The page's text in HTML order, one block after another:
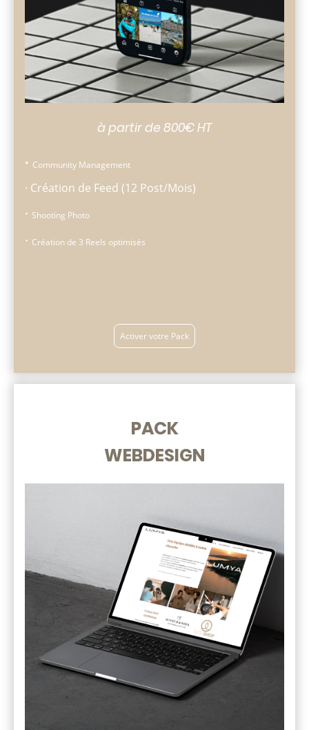
à partir de 800€ HT
· Community Management
· Création de Feed (12 Post/Mois)
· Shooting Photo
· Création de 3 Reels optimisés
Activer votre Pack
PACK
WEBDESIGN